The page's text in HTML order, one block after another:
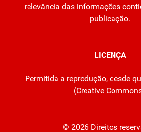
relevância das informações
publicação.
LICENÇA
Permitida a reprodução, desde
(Creative
© 2026 Direitos